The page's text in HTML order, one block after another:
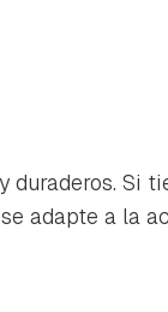
Si
adapte a la